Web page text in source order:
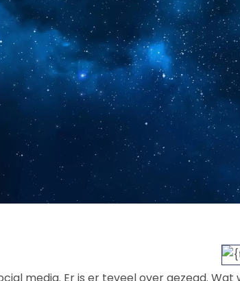
media. Er is er teveel over gezegd.